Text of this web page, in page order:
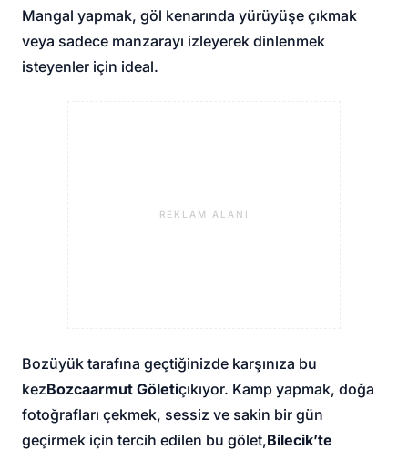
Mangal yapmak, göl kenarında yürüyüşe çıkmak
veya sadece manzarayı izleyerek dinlenmek
isteyenler için ideal.
REKLAM ALANI
Bozüyük tarafına geçtiğinizde karşınıza bu
kezBozcaarmut Göletiçıkıyor. Kamp yapmak, doğa
fotoğrafları çekmek, sessiz ve sakin bir gün
geçirmek için tercih edilen bu gölet,Bilecik’te